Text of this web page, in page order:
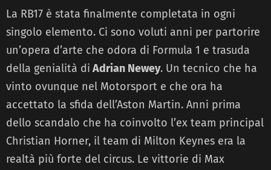
La RB17 è stata finalmente completata in ogni
singolo elemento. Ci sono voluti anni per partorire
un’opera d’arte che odora di Formula 1 e trasuda
della genialità di Adrian Newey. Un tecnico che ha
vinto ovunque nel Motorsport e che ora ha
accettato la sfida dell’Aston Martin. Anni prima
dello scandalo che ha coinvolto l’ex team principal
Christian Horner, il team di Milton Keynes era la
realtà più forte del circus. Le vittorie di Max